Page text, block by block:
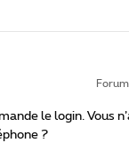
le login. Vous
?